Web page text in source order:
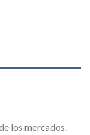
los mercados.